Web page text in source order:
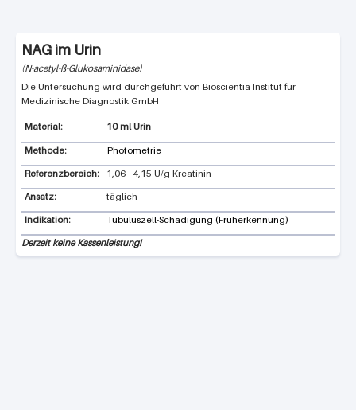
NAG im Urin
N-acetyl-ß-Glukosaminidase
Bioscientia Institut für
Medizinische Diagnostik GmbH
10 ml Urin
Methode: Photometrie
Referenzbereich: 1,06 - 4,15 U/g Kreatinin
Ansatz: täglich
Indikation: Tubuluszell-Schädigung (Früherkennung)
Derzeit keine Kassenleistung!